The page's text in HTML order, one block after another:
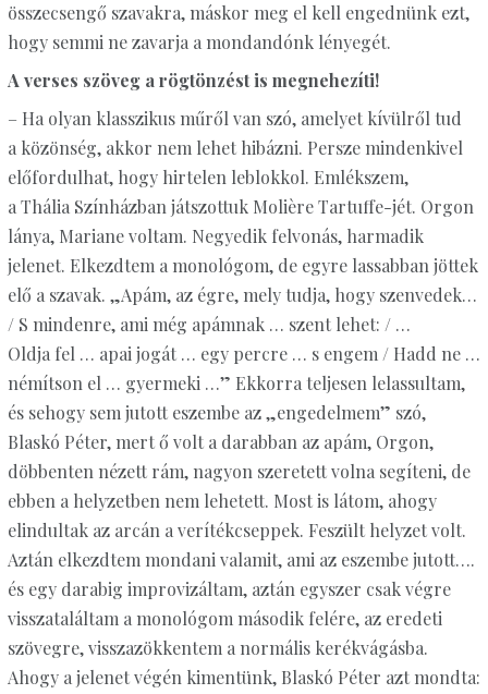
összecsengő szavakra, máskor meg el kell engednünk ezt,
hogy semmi ne zavarja a mondandónk lényegét.
A verses szöveg a rögtönzést is megnehezíti!
– Ha olyan klasszikus műről van szó, amelyet kívülről tud
a közönség, akkor nem lehet hibázni. Persze mindenkivel
előfordulhat, hogy hirtelen leblokkol. Emlékszem,
a Thália Színházban játszottuk Molière Tartuffe-jét. Orgon
lánya, Mariane voltam. Negyedik felvonás, harmadik
jelenet. Elkezdtem a monológom, de egyre lassabban jöttek
elő a szavak. „Apám, az égre, mely tudja, hogy szenvedek…
/ S mindenre, ami még apámnak … szent lehet: / …
Oldja fel … apai jogát … egy percre … s engem / Hadd ne …
némítson el … gyermeki …” Ekkorra teljesen lelassultam,
és sehogy sem jutott eszembe az „engedelmem” szó,
Blaskó Péter, mert ő volt a darabban az apám, Orgon,
döbbenten nézett rám, nagyon szeretett volna segíteni, de
ebben a helyzetben nem lehetett. Most is látom, ahogy
elindultak az arcán a verítékcseppek. Feszült helyzet volt.
Aztán elkezdtem mondani valamit, ami az eszembe jutott….
és egy darabig improvizáltam, aztán egyszer csak végre
visszataláltam a monológom második felére, az eredeti
szövegre, ­visszazökkentem a normális kerékvágásba.
Ahogy a jelenet végén kimentünk, Blaskó Péter azt mondta: